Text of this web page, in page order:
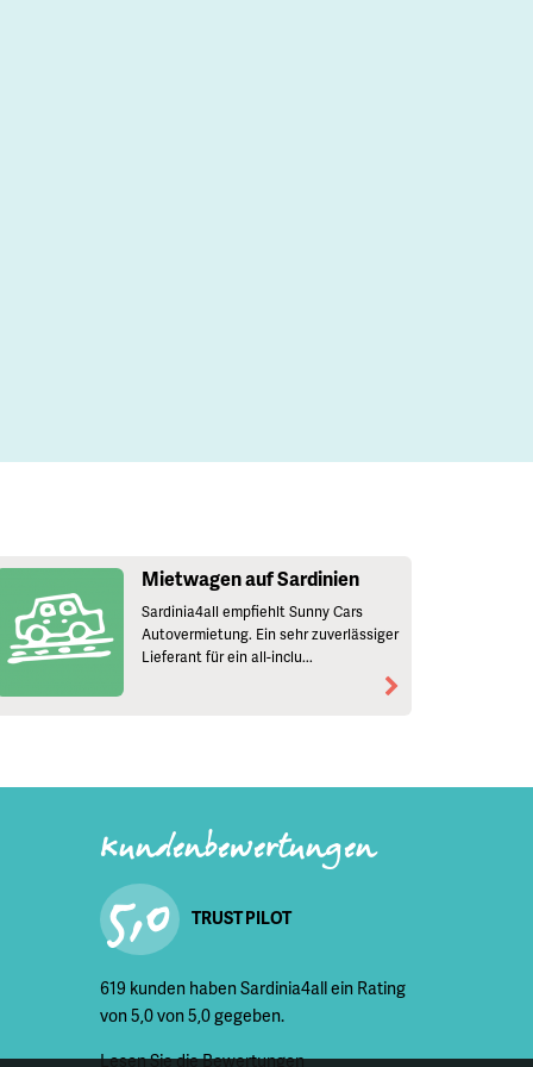
Mietwagen auf Sardinien
Sardinia4all empfiehlt Sunny Cars
Autovermietung. Ein sehr zuverlässiger
Lieferant für ein all-inclu...
Kundenbewertungen
5,0 TRUST PILOT
619 kunden haben Sardinia4all ein Rating
von 5,0 von 5,0 gegeben.
Lesen Sie die Bewertungen